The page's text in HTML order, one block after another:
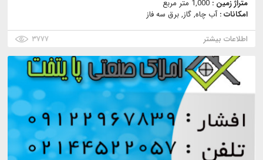
متراژ زمین : 1,000 متر مربع
امکانات :آب چاه, گاز, برق سه فاز
اطلاعات بیشتر
۳۷۷۷